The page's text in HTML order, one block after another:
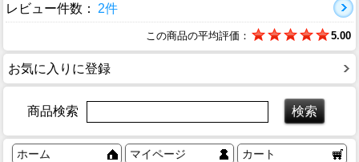
レビュー件数：
2件
この商品の平均評価： 5.00
お気に入りに登録
商品検索
ホーム マイページ カート